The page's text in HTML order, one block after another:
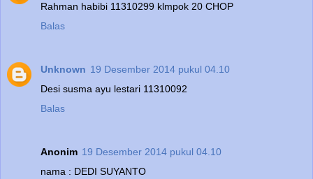
Rahman habibi 11310299 klmpok 20 CHOP
Balas
Unknown 19 Desember 2014 pukul 04.10
Desi susma ayu lestari 11310092
Balas
Anonim 19 Desember 2014 pukul 04.10
nama : DEDI SUYANTO